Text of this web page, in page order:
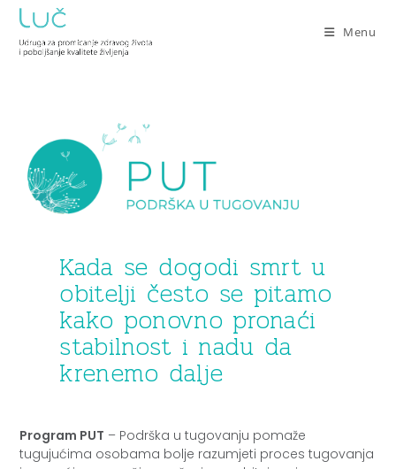
Menu
Kada se dogodi smrt u
obitelji često se pitamo
kako ponovno pronaći
stabilnost i nadu da
krenemo dalje
Program PUT – Podrška u tugovanju pomaže
tugujućima osobama bolje razumjeti proces tugovanja